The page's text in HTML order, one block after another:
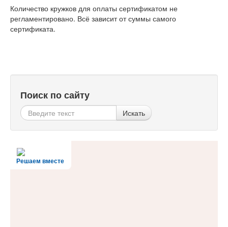
Количество кружков для оплаты сертификатом не
регламентировано. Всё зависит от суммы самого
сертификата.
Поиск по сайту
Искать
Решаем вместе